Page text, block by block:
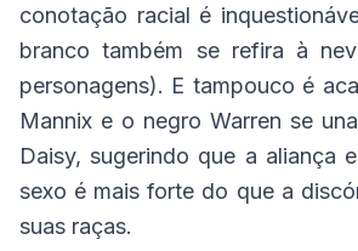
conotação racial é
branco também se refira à
personagens). E tampouco é
Mannix e o negro Warren se
Daisy, sugerindo que a aliança
sexo é mais forte do que a
suas raças.